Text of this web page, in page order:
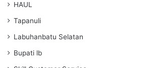
HAUL
Tapanuli
Labuhanbatu Selatan
Bupati lb